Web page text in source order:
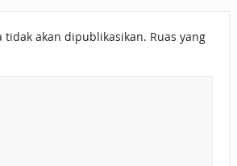
tidak akan dipublikasikan. Ruas yang